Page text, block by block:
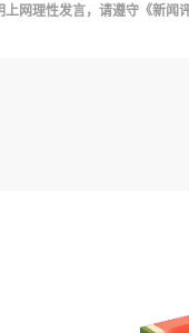
上网理性发言，请遵守 《新闻